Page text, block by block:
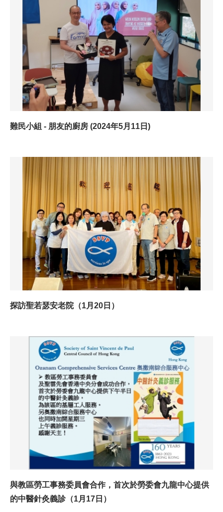
難民小組 - 朋友的廚房 (2024年5月11日)
探訪聖若瑟安老院（1月20日）
與教區勞工事務委員會合作，首次於勞委會九龍中心提供
的中醫針灸義診（1月17日）